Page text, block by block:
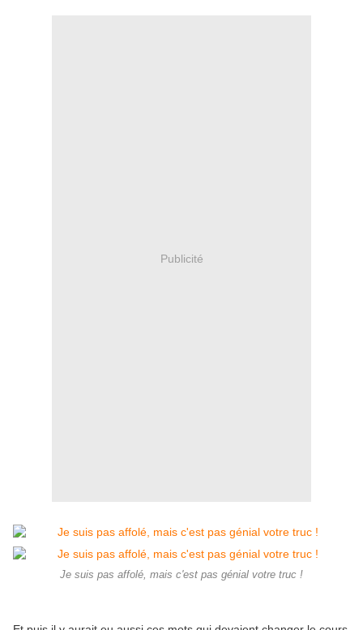
Publicité
Je suis pas affolé, mais c'est pas génial votre truc !